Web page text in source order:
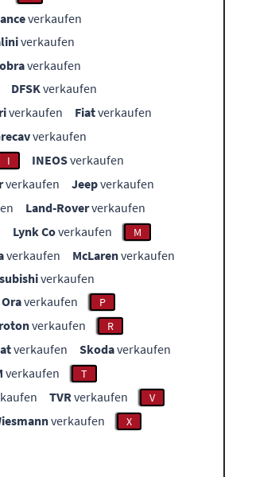
verkaufen
verkaufen
verkaufen
DFSKverkaufen
verkaufen Fiatverkaufen
verkaufen
I INEOSverkaufen
verkaufen Jeepverkaufen
Land-Roververkaufen
Lynk Coverkaufen M
verkaufen McLarenverkaufen
verkaufen
Oraverkaufen P
verkaufen R
verkaufen Skodaverkaufen
verkaufen T
TVRverkaufen V
verkaufen X